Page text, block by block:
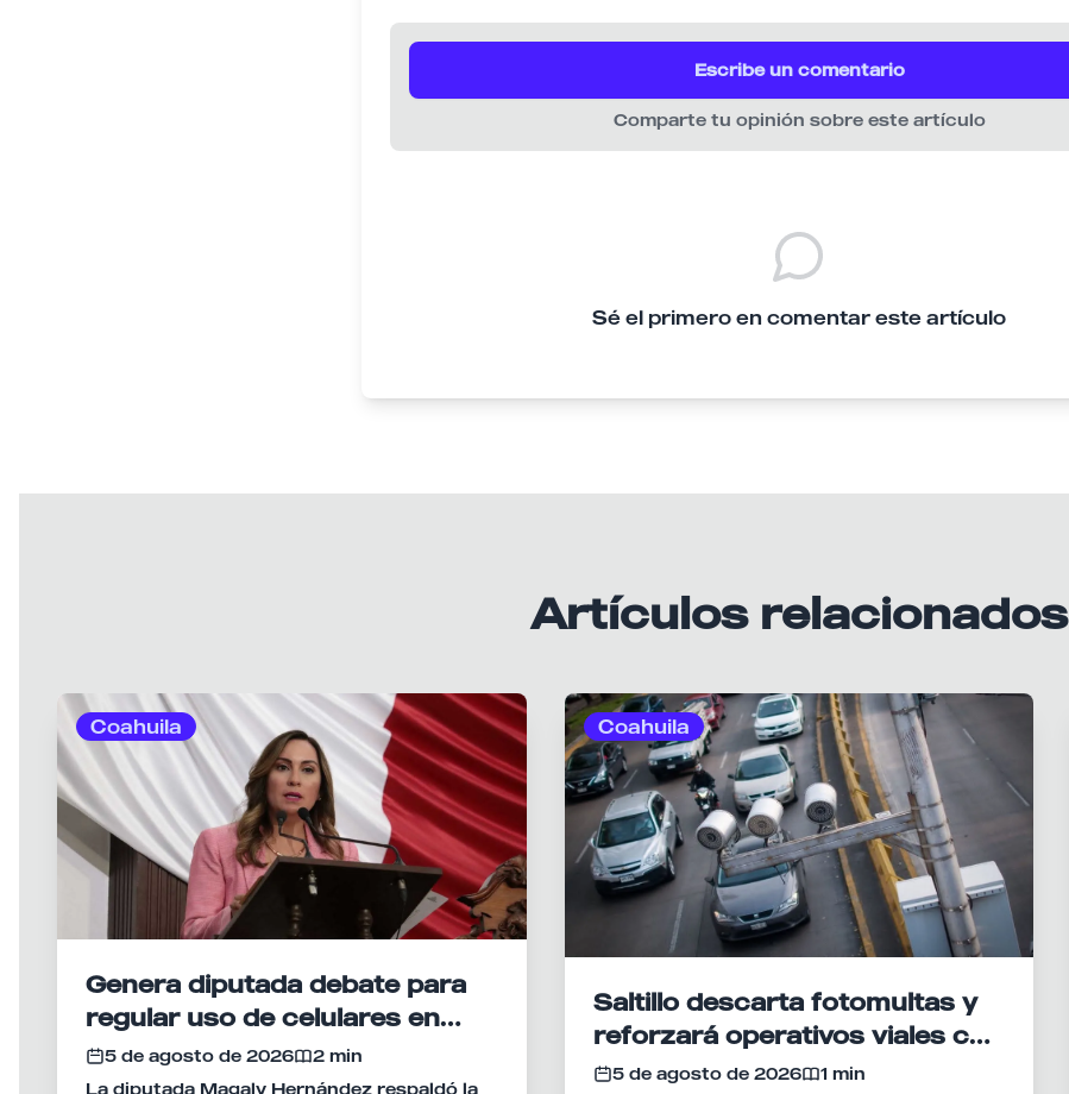
Escribe un comentario
Comparte tu opinión sobre este artículo
Sé el primero en comentar este artículo
Artículos relacionados
Coahuila
Genera diputada debate para
regular uso de celulares en
escuelas de Coahuila
5 de agosto de 2026
2 min
La diputada Magaly Hernández respaldó la
Coahuila
Saltillo descarta fotomultas y
reforzará operativos viales con
radares
5 de agosto de 2026
1 min